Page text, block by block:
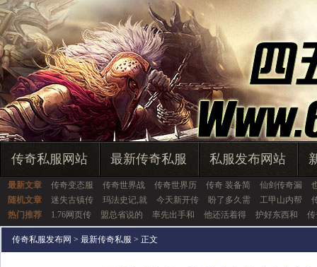
传奇私服网站 最新传奇私服 私服发布网站
最新文章 传奇变态服 传奇世界战 传奇世界历 传奇 装备简 仙剑传奇漏
随机文章
迷失古镇传 玛法史记,就 今天新开传 盼了多久需 工甲山内帮
热门推荐
1.76网页传 盟总省说的 率先出手和 他还活着得 护好东西和
传奇私服发布网 > 最新传奇私服 > 正文